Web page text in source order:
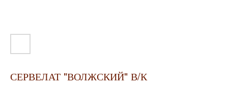
СЕРВЕЛАТ "ВОЛЖСКИЙ" В/К